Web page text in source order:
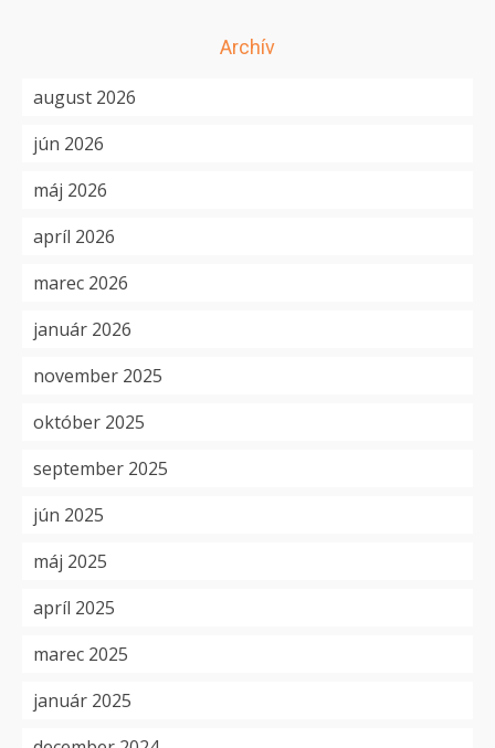
Archív
august 2026
jún 2026
máj 2026
apríl 2026
marec 2026
január 2026
november 2025
október 2025
september 2025
jún 2025
máj 2025
apríl 2025
marec 2025
január 2025